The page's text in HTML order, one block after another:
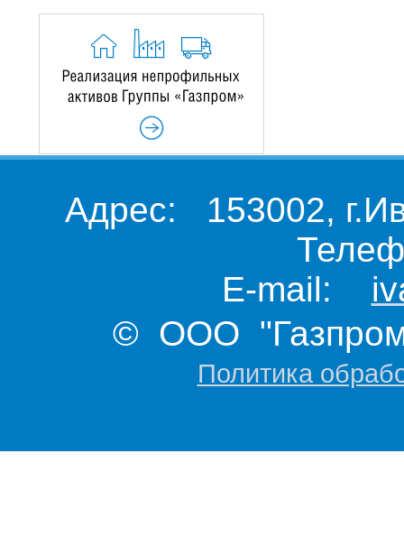
Адрес: 153002,
E-mail:
© ООО "Газпром
Политика